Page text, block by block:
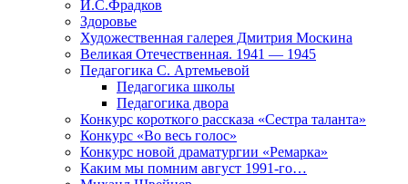
И.С.Фрадков
Здоровье
Художественная галерея Дмитрия Москина
Великая Отечественная. 1941 — 1945
Педагогика С. Артемьевой
Педагогика школы
Педагогика двора
Конкурс короткого рассказа «Сестра таланта»
Конкурс «Во весь голос»
Конкурс новой драматургии «Ремарка»
Каким мы помним август 1991-го…